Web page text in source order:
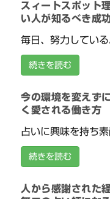
スィートスポット
い人が知るべき成功
毎日、努力してい
続きを読む
今の環境を変えず
く愛される働き方
占いに興味を持ち
続きを読む
人から感謝された